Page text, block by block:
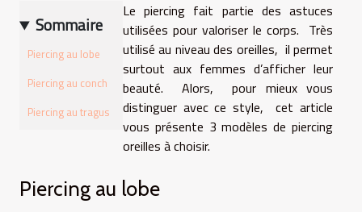
Sommaire
Piercing au lobe
Piercing au conch
Piercing au tragus
Le piercing fait partie des astuces
utilisées pour valoriser le corps. Très
utilisé au niveau des oreilles, il permet
surtout aux femmes d’afficher leur
beauté. Alors, pour mieux vous
distinguer avec ce style, cet article
vous présente 3 modèles de piercing
oreilles à choisir.
Piercing au lobe